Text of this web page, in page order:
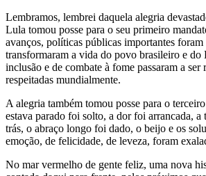
Lembramos, lembrei daquela alegria
Lula tomou posse para o seu primeiro
avanços, políticas públicas importantes foram
transformaram a vida do povo brasileiro e
inclusão e de combate à fome passaram a ser
respeitadas mundialmente.
A alegria também tomou posse para o
estava parado foi solto, a dor foi arrancada, a
trás, o abraço longo foi dado, o beijo e os
emoção, de felicidade, de leveza, foram
No mar vermelho de gente feliz, uma nova